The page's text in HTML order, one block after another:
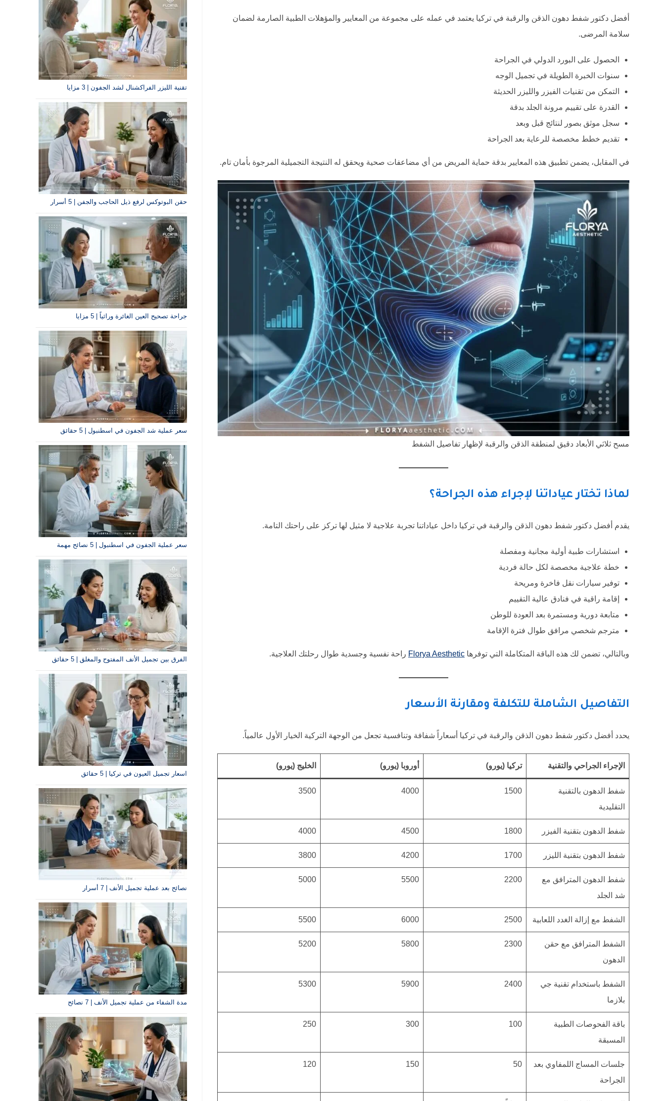
أفضل دكتور شفط دهون الذقن والرقبة في تركيا يعتمد في عمله على مجموعة من المعايير والمؤهلات الطبية الصارمة لضمان
سلامة المرضى.
الحصول على البورد الدولي في الجراحة
سنوات الخبرة الطويلة في تجميل الوجه
التمكن من تقنيات الفيزر والليزر الحديثة
القدرة على تقييم مرونة الجلد بدقة
سجل موثق بصور لنتائج قبل وبعد
تقديم خطط مخصصة للرعاية بعد الجراحة
في المقابل، يضمن تطبيق هذه المعايير بدقة حماية المريض من أي مضاعفات صحية ويحقق له النتيجة التجميلية المرجوة بأمان تام.
مسح ثلاثي الأبعاد دقيق لمنطقة الذقن والرقبة لإظهار تفاصيل الشفط
لماذا تختار عياداتنا لإجراء هذه الجراحة؟
يقدم أفضل دكتور شفط دهون الذقن والرقبة في تركيا داخل عياداتنا تجربة علاجية لا مثيل لها تركز على راحتك التامة.
استشارات طبية أولية مجانية ومفصلة
خطة علاجية مخصصة لكل حالة فردية
توفير سيارات نقل فاخرة ومريحة
إقامة راقية في فنادق عالية التقييم
متابعة دورية ومستمرة بعد العودة للوطن
مترجم شخصي مرافق طوال فترة الإقامة
وبالتالي، تضمن لك هذه الباقة المتكاملة التي توفرها Florya Aesthetic راحة نفسية وجسدية طوال رحلتك العلاجية.
التفاصيل الشاملة للتكلفة ومقارنة الأسعار
يحدد أفضل دكتور شفط دهون الذقن والرقبة في تركيا أسعاراً شفافة وتنافسية تجعل من الوجهة التركية الخيار الأول عالمياً.
الإجراء الجراحي والتقنية تركيا (يورو) أوروبا (يورو) الخليج (يورو)
شفط الدهون بالتقنية
التقليدية
1500
4000
3500
شفط الدهون بتقنية الفيزر 1800
4500
4000
شفط الدهون بتقنية الليزر 1700
4200
3800
شفط الدهون المترافق مع
شد الجلد
2200
5500
5000
الشفط مع إزالة الغدد اللعابية 2500
6000
5500
الشفط المترافق مع حقن
الدهون
2300
5800
5200
الشفط باستخدام تقنية جي
بلازما
2400
5900
5300
باقة الفحوصات الطبية
المسبقة
100
300
250
جلسات المساج اللمفاوي بعد
الجراحة
50
150
120
تقنية الليزر الفراكشنال لشد الجفون | 3 مزايا
حقن البوتوكس لرفع ذيل الحاجب والجفن | 5 أسرار
جراحة تصحيح العين الغائرة وراثياً | 5 مزايا
سعر عملية شد الجفون في اسطنبول | 5 حقائق
سعر عملية الجفون في اسطنبول | 5 نصائح مهمة
الفرق بين تجميل الأنف المفتوح والمغلق | 5 حقائق
اسعار تجميل العيون في تركيا | 5 حقائق
نصائح بعد عملية تجميل الأنف | 7 أسرار
مدة الشفاء من عملية تجميل الأنف | 7 نصائح